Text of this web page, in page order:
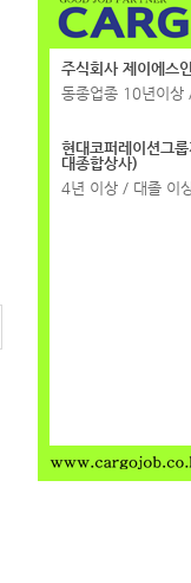
주식회사 제이에스
동종업종 10년이상
현대코퍼레이션그
대종합상사)
4년 이상 / 대졸 이